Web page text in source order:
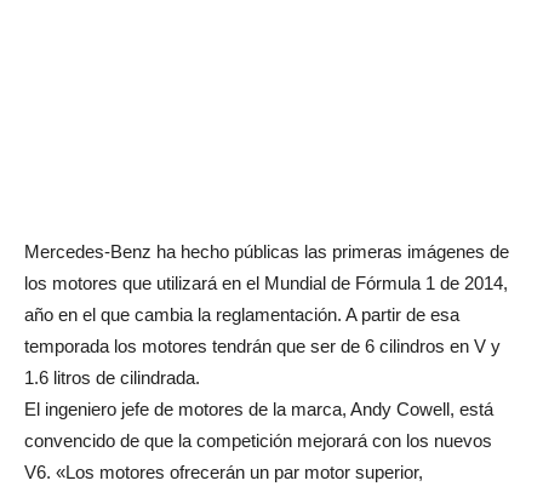
Mercedes-Benz ha hecho públicas las primeras imágenes de
los motores que utilizará en el Mundial de Fórmula 1 de 2014,
año en el que cambia la reglamentación. A partir de esa
temporada los motores tendrán que ser de 6 cilindros en V y
1.6 litros de cilindrada.
El ingeniero jefe de motores de la marca, Andy Cowell, está
convencido de que la competición mejorará con los nuevos
V6. «Los motores ofrecerán un par motor superior,